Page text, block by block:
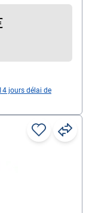
jours délai de